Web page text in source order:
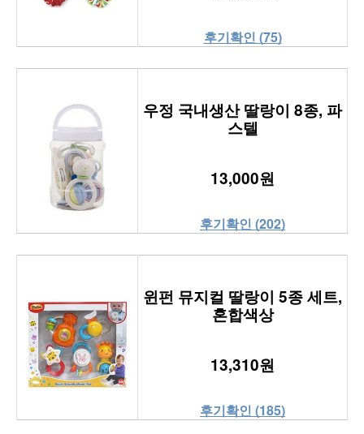
후기확인 (75)
우정 국내생산 딸랑이 8종, 파
스텔
13,000원
후기확인 (202)
윈펀 뮤지컬 딸랑이 5종 세트,
혼합색상
13,310원
후기확인 (185)